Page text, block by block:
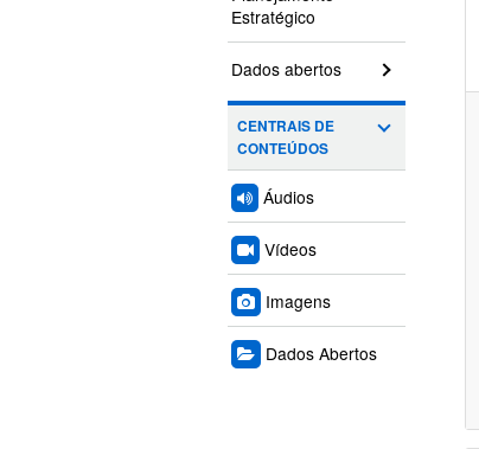
Estratégico
Dados abertos
CENTRAIS DE
CONTEÚDOS
Áudios
Vídeos
Imagens
Dados Abertos